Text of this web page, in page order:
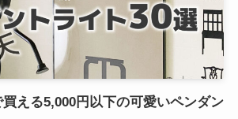
える5,000円以下の可愛いペンダン